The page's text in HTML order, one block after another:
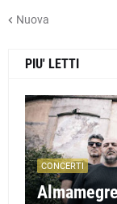
Nuova
PIU' LETTI
CONCERTI